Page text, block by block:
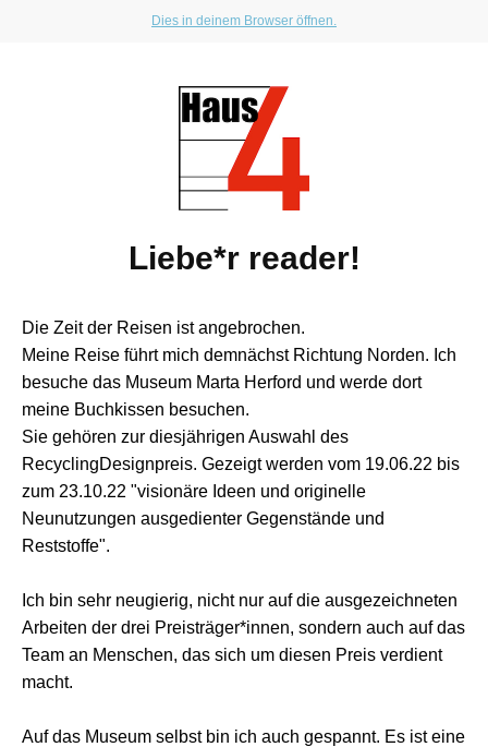
Dies in deinem Browser öffnen.
Liebe*r reader!
Die Zeit der Reisen ist angebrochen.
Meine Reise führt mich demnächst Richtung Norden. Ich
besuche das Museum Marta Herford und werde dort
meine Buchkissen besuchen.
Sie gehören zur diesjährigen Auswahl des
RecyclingDesignpreis. Gezeigt werden vom 19.06.22 bis
zum 23.10.22 "visionäre Ideen und originelle
Neunutzungen ausgedienter Gegenstände und
Reststoffe".
Ich bin sehr neugierig, nicht nur auf die ausgezeichneten
Arbeiten der drei Preisträger*innen, sondern auch auf das
Team an Menschen, das sich um diesen Preis verdient
macht.
Auf das Museum selbst bin ich auch gespannt. Es ist eine